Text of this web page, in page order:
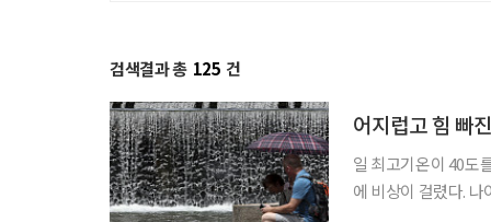
검색결과 총 125 건
어지럽고 힘 빠
일 최고기온이 40도
에 비상이 걸렸다.